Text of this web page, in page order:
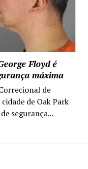
Floyd é
máxima
de
de Oak Park
segurança...